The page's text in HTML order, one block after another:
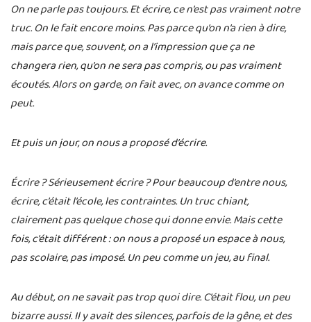
On ne parle pas toujours. Et écrire, ce n’est pas vraiment notre
truc. On le fait encore moins. Pas parce qu’on n’a rien à dire,
mais parce que, souvent, on a l’impression que ça ne
changera rien, qu’on ne sera pas compris, ou pas vraiment
écoutés. Alors on garde, on fait avec, on avance comme on
peut.
Et puis un jour, on nous a proposé d’écrire.
Écrire ? Sérieusement écrire ? Pour beaucoup d’entre nous,
écrire, c’était l’école, les contraintes. Un truc chiant,
clairement pas quelque chose qui donne envie. Mais cette
fois, c’était différent : on nous a proposé un espace à nous,
pas scolaire, pas imposé. Un peu comme un jeu, au final.
Au début, on ne savait pas trop quoi dire. C’était flou, un peu
bizarre aussi. Il y avait des silences, parfois de la gêne, et des